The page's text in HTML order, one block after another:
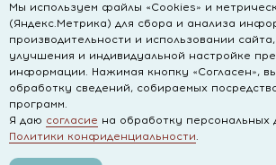
Развивающие занятия на суше
Как нас найти
БЛОГ
Договор
Правила
абонементов
Политика
Cookie-
Мы используем файлы «Cookies» и
(Яндекс.Метрика) для сбора и анализа
производительности и использовании
улучшения и индивидуальной настройке
информации. Нажимая кнопку «Согласен»,
обработку сведений, собираемых
программ.
Я даю согласие на обработку персональных
Политики конфиденциальности.